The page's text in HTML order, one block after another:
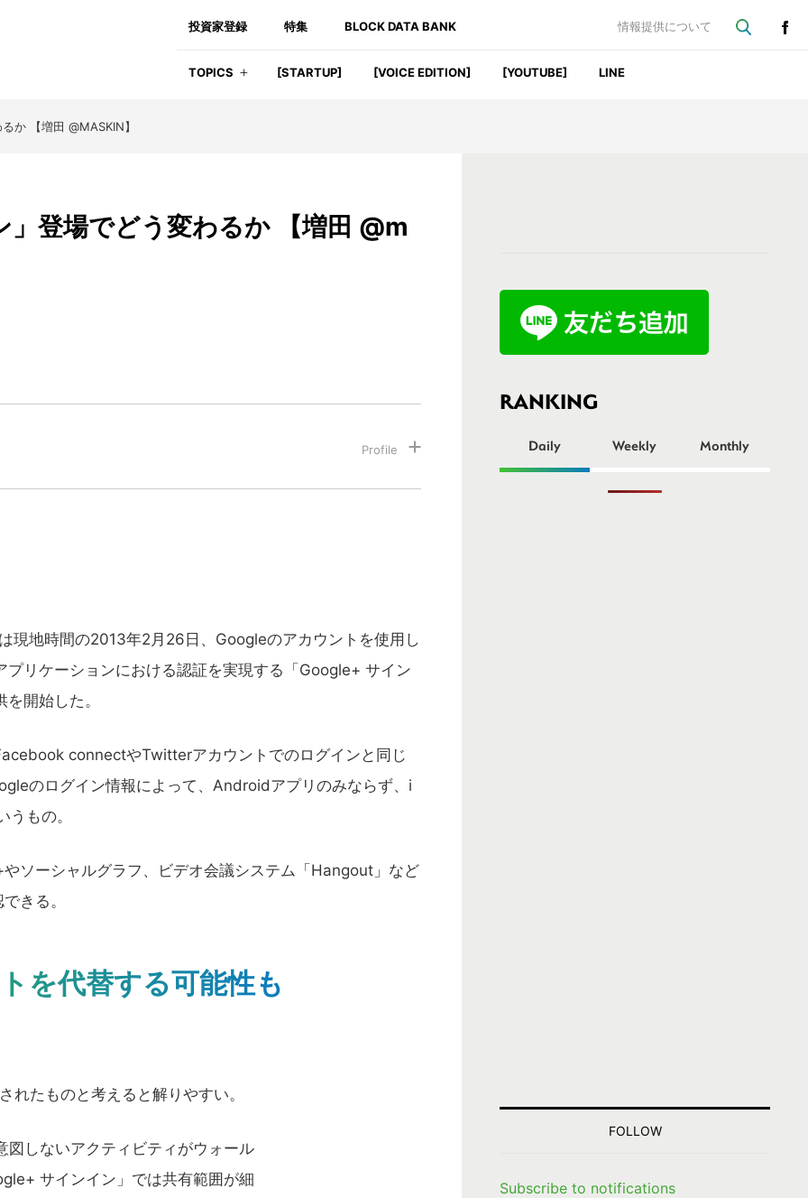
投資家登録 特集 BLOCK DATA BANK 情報提供について
TOPICS [STARTUP] [VOICE EDITION] [YOUTUBE] LINE
か 【増田 @MASKIN】
登場でどう変わるか 【増田 @m
地時間の2013年2月26日、Googleのアカウントを使用し
プリケーションにおける認証を実現する「Google+ サイン
開始した。
connectやTwitterアカウントでのログインと同じ
のログイン情報によって、Androidアプリのみならず、i
もの。
ソーシャルグラフ、ビデオ会議システム「Hangout」など
きる。
を代替する可能性も
たものと考えると解りやすい。
しないアクティビティがウォール
サインイン」では共有範囲が細
サ
イ
バ
RANKING
Daily Weekly Monthly
FOLLOW
Subscribe to notifications